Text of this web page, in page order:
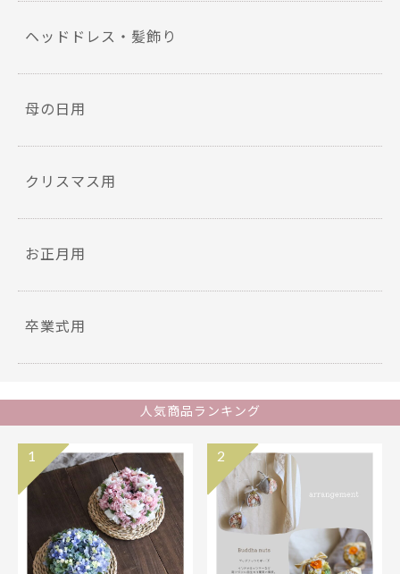
ヘッドドレス・髪飾り
母の日用
クリスマス用
お正月用
卒業式用
人気商品ランキング
1 2